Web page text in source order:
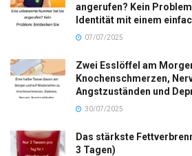
angerufen? Kein
Identität mit einem
07/07/2025
Zwei Esslöffel am
Knochenschmerzen,
Angstzuständen und
30/07/2025
Das stärkste
3 Tagen)